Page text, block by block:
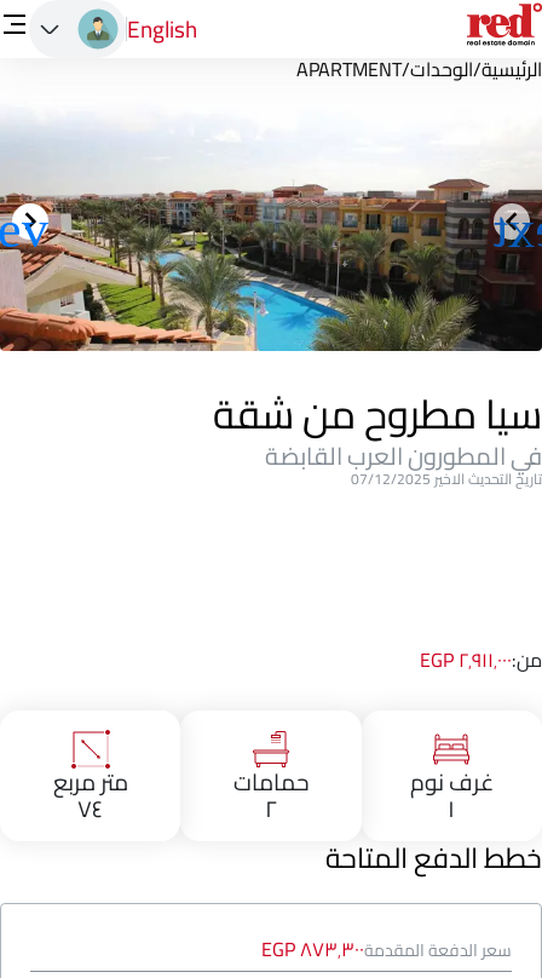
English
الرئيسية/الوحدات/
APARTMENT
سيا مطروح من شقة
في المطورون العرب القابضة
تاريخ التحديث الاخير 07/12/2025
من:٢٬٩١١٬٠٠٠ EGP
غرف نوم
١
حمامات
٢
متر مربع
٧٤
خطط الدفع المتاحة
سعر الدفعة المقدمة٨٧٣٬٣٠٠ EGP